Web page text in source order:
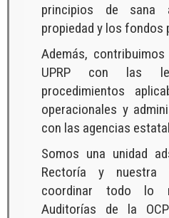
principios de sana
propiedad y los fondos
Además,
UPRP con las
procedimientos
operacionales y
con las agencias
Somos una unidad
Rectoría y nuestra
coordinar todo lo
Auditorías de la